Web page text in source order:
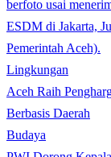
Lingkungan
Aceh Raih
Berbasis Daerah
Budaya